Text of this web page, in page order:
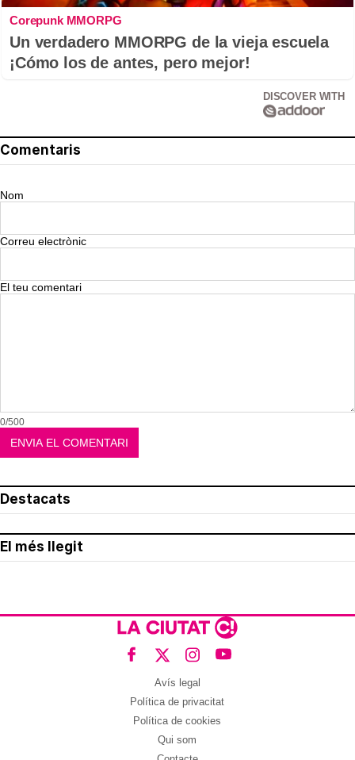
Corepunk MMORPG
Un verdadero MMORPG de la vieja escuela
¡Cómo los de antes, pero mejor!
DISCOVER WITH
Comentaris
Nom
Correu electrònic
El teu comentari
0/500
Destacats
El més llegit
Avís legal
Política de privacitat
Política de cookies
Qui som